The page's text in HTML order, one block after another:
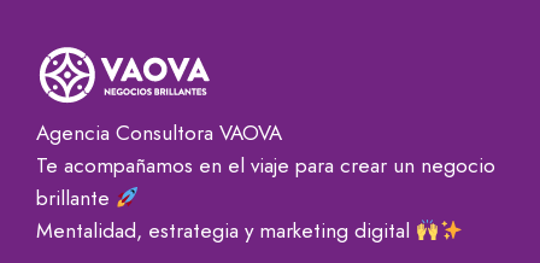
Agencia Consultora VAOVA
Te acompañamos en el viaje para crear un negocio
brillante
Mentalidad, estrategia y marketing digital